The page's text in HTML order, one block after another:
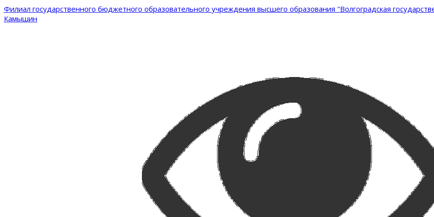
Филиал государственного бюджетного образовательного учреждения высшего образования "Волгоградская
Камышин